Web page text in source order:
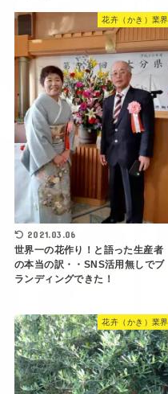
花卉（かき）業界
2021.03.06
世界一の花作り！と語った生産者
の本当の訳・・SNS活用無しでブ
ランディングできた！
花卉（かき）業界